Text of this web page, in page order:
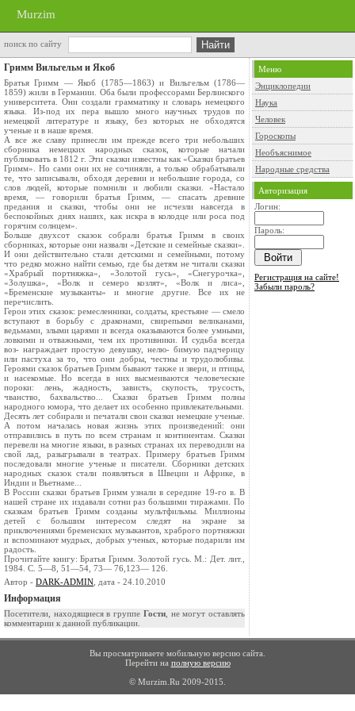
Murzim
поиск по сайту
Гримм Вильгельм и Якоб
Братья Гримм — Якоб (1785—1863) и Вильгельм (1786—
1859) жили в Германии. Оба были профессорами Берлинского
университета. Они создали грамматику и словарь немецкого
языка. Из-под их пера вышло много научных трудов по
немецкой литературе и языку, без которых не обходятся
ученые и в наше время.
А все же славу принесли им прежде всего три небольших
сборника немецких народных сказок, которые начали
публиковать в 1812 г. Эти сказки известны как «Сказки братьев
Гримм». Но сами они их не сочиняли, а только обрабатывали
те, что записывали, обходя деревни и небольшие города, со
слов людей, которые помнили и любили сказки. «Настало
время, — говорили братья Гримм, — спасать древние
предания и сказки, чтобы они не исчезли навсегда в
беспокойных днях наших, как искра в колодце или роса под
горячим солнцем».
Больше двухсот сказок собрали братья Гримм в своих
сборниках, которые они назвали «Детские и семейные сказки».
И они действительно стали детскими и семейными, потому
что редко можно найти семью, где бы детям не читали сказки
«Храбрый портняжка», «Золотой гусь», «Снегурочка»,
«Золушка», «Волк и семеро козлят», «Волк и лиса»,
«Бременские музыканты» и многие другие. Все их не
перечислить.
Герои этих сказок: ремесленники, солдаты, крестьяне — смело
вступают в борьбу с драконами, свирепыми великанами,
ведьмами, злыми царями и всегда оказываются более умными,
ловкими и отважными, чем их противники. И судьба всегда
воз- награждает простую девушку, нелю- бимую падчерицу
или пастуха за то, что они добры, честны и трудолюбивы.
Героями сказок братьев Гримм бывают также и звери, и птицы,
и насекомые. Но всегда в них высмеиваются человеческие
пороки: лень, жадность, зависть, скупость, трусость,
чванство, бахвальство... Сказки братьев Гримм полны
народного юмора, что делает их особенно привлекательными.
Десять лет собирали и печатали свои сказки немецкие ученые.
А потом началась новая жизнь этих произведений: они
отправились в путь по всем странам и континентам. Сказки
перевели на многие языки, в разных странах их переводили на
свой лад, разыгрывали в театрах. Примеру братьев Гримм
последовали многие ученые и писатели. Сборники детских
народных сказок стали появляться в Швеции и Африке, в
Индии и Вьетнаме...
В России сказки братьев Гримм узнали в середине 19-го в. В
нашей стране их издавали сотни раз большими тиражами. По
сказкам братьев Гримм созданы мультфильмы. Миллионы
детей с большим интересом следят на экране за
приключениями бременских музыкантов, храброго портняжки
и вспоминают мудрых, добрых ученых, которые подарили им
радость.
Прочитайте книгу: Братья Гримм. Золотой гусь. М.: Дет. лит.,
1984. С. 5—8, 51—54, 73— 76,123— 126.
Автор - DARK-ADMIN , дата - 24.10.2010
Информация
Посетители, находящиеся в группе Гости, не могут оставлять
комментарии к данной публикации.
Меню
Энциклопедии
Наука
Человек
Гороскопы
Необъяснимое
Народные средства
Авторизация
Логин:
Пароль:
Регистрация на сайте!
Забыли пароль?
Вы просматриваете мобильную версию сайта.
Перейти на полную версию
© Murzim.Ru 2009-2015.